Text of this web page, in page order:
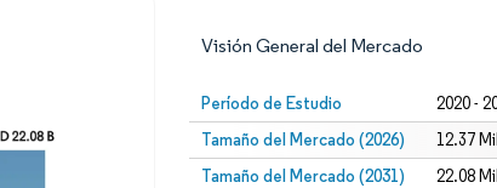
Visión General del Mercado
Período de Estudio 2020 -
Tamaño del Mercado (2026) 12.37
Tamaño del Mercado (2031) 22.08